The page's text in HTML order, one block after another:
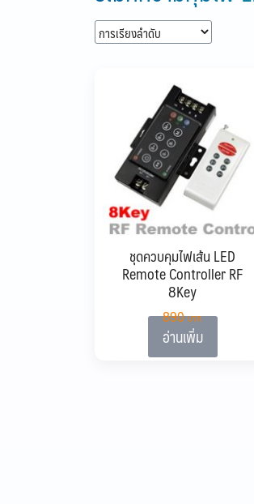
ชุดควบคุมไฟเส้น LED
Remote Controller RF
8Key
890
อ่านเพิ่ม